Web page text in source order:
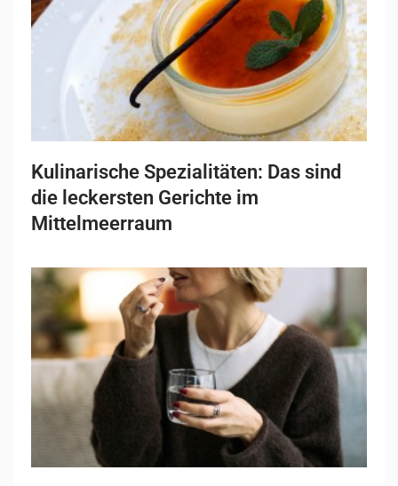
Kulinarische Spezialitäten: Das sind
die leckersten Gerichte im
Mittelmeerraum